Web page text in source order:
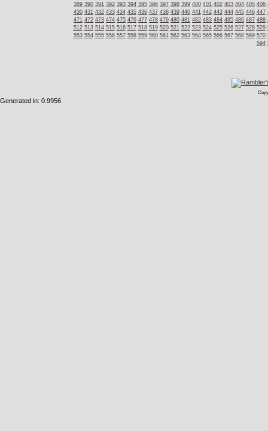
389 390 391 392 393 394 395 396 397 398 399 400 401 402 403 404 405 406
430 431 432 433 434 435 436 437 438 439 440 441 442 443 444 445 446 447
471 472 473 474 475 476 477 478 479 480 481 482 483 484 485 486 487 488
512 513 514 515 516 517 518 519 520 521 522 523 524 525 526 527 528 529
553 554 555 556 557 558 559 560 561 562 563 564 565 566 567 568 569 570
594
Generated in: 0.9956